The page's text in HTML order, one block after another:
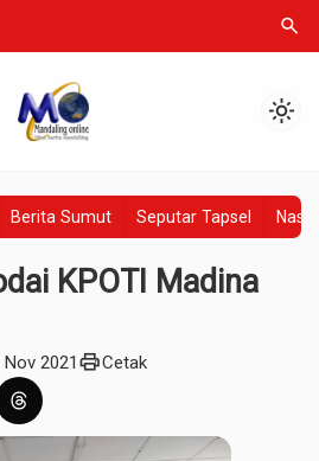
search
light_mode
Berita Sumut Seputar Tapsel
KPOTI Madina
2021 printCetak